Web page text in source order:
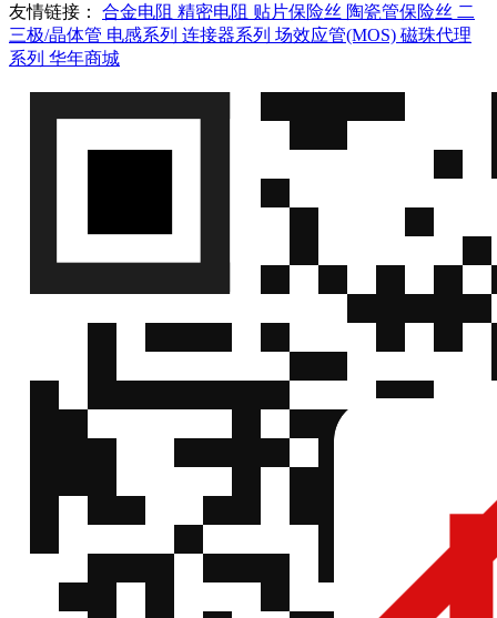
友情链接：
合金电阻 精密电阻 贴片保险丝 陶瓷管保险丝 二
三极/晶体管 电感系列 连接器系列 场效应管(MOS) 磁珠代理
系列 华年商城